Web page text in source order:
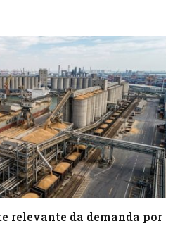
relevante da demanda por